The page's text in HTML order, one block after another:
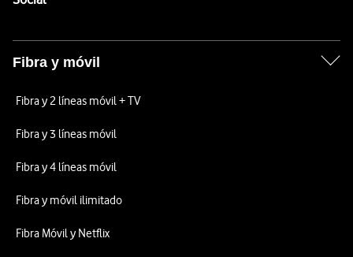
Fibra y móvil
Fibra y 2 líneas móvil + TV
Fibra y 3 líneas móvil
Fibra y 4 líneas móvil
Fibra y móvil ilimitado
Fibra Móvil y Netflix